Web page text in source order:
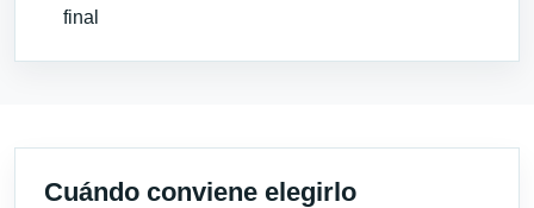
final
Cuándo conviene elegirlo